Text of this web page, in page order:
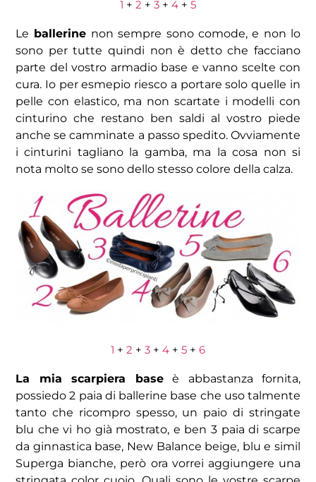
1 + 2 + 3 + 4 + 5
Le ballerine non sempre sono comode, e non lo
sono per tutte quindi non è detto che facciano
parte del vostro armadio base e vanno scelte con
cura. Io per esmepio riesco a portare solo quelle in
pelle con elastico, ma non scartate i modelli con
cinturino che restano ben saldi al vostro piede
anche se camminate a passo spedito. Ovviamente
i cinturini tagliano la gamba, ma la cosa non si
nota molto se sono dello stesso colore della calza.
1 + 2 + 3 + 4 + 5 + 6
La mia scarpiera baseè abbastanza fornita,
possiedo 2 paia di ballerine base che uso talmente
tanto che ricompro spesso, un paio di stringate
blu che vi ho già mostrato, e ben 3 paia di scarpe
da ginnastica base, New Balance beige, blu e simil
Superga bianche, però ora vorrei aggiungere una